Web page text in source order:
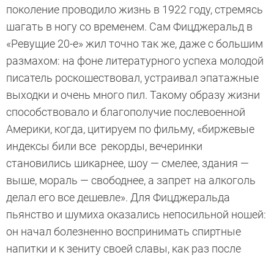
поколение проводило жизнь в 1922 году, стремясь
шагать в ногу со временем. Сам Фицджеральд в
«Ревущие 20-е» жил точно так же, даже с большим
размахом: на фоне литературного успеха молодой
писатель роскошествовал, устраивал эпатажные
выходки и очень много пил. Такому образу жизни
способствовало и благополучие послевоенной
Америки, когда, цитируем по фильму, «биржевые
индексы били все рекорды, вечеринки
становились шикарнее, шоу — смелее, здания —
выше, мораль — свободнее, а запрет на алкоголь
делал его все дешевле». Для Фицджеральда
пьянство и шумиха оказались непосильной ношей:
он начал болезненно воспринимать спиртные
напитки и к зениту своей славы, как раз после